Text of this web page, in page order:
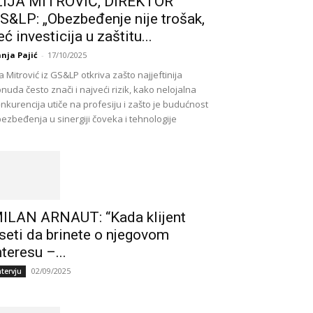
„Obezbeđenje nije trošak,
investicija u zaštitu...
Pajić - 17/10/2025
Mitrović iz GS&LP otkriva zašto najjeftinija
često znači i najveći rizik, kako nelojalna
utiče na profesiju i zašto je budućnost
u sinergiji čoveka i tehnologije
ARNAUT: “Kada klijent
da brinete o njegovom
–...
02/09/2025